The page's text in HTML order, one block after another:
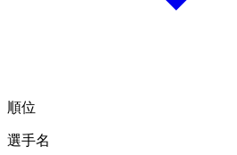
順位
選手名